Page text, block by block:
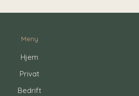
Meny
Hjem
Privat
Bedrift